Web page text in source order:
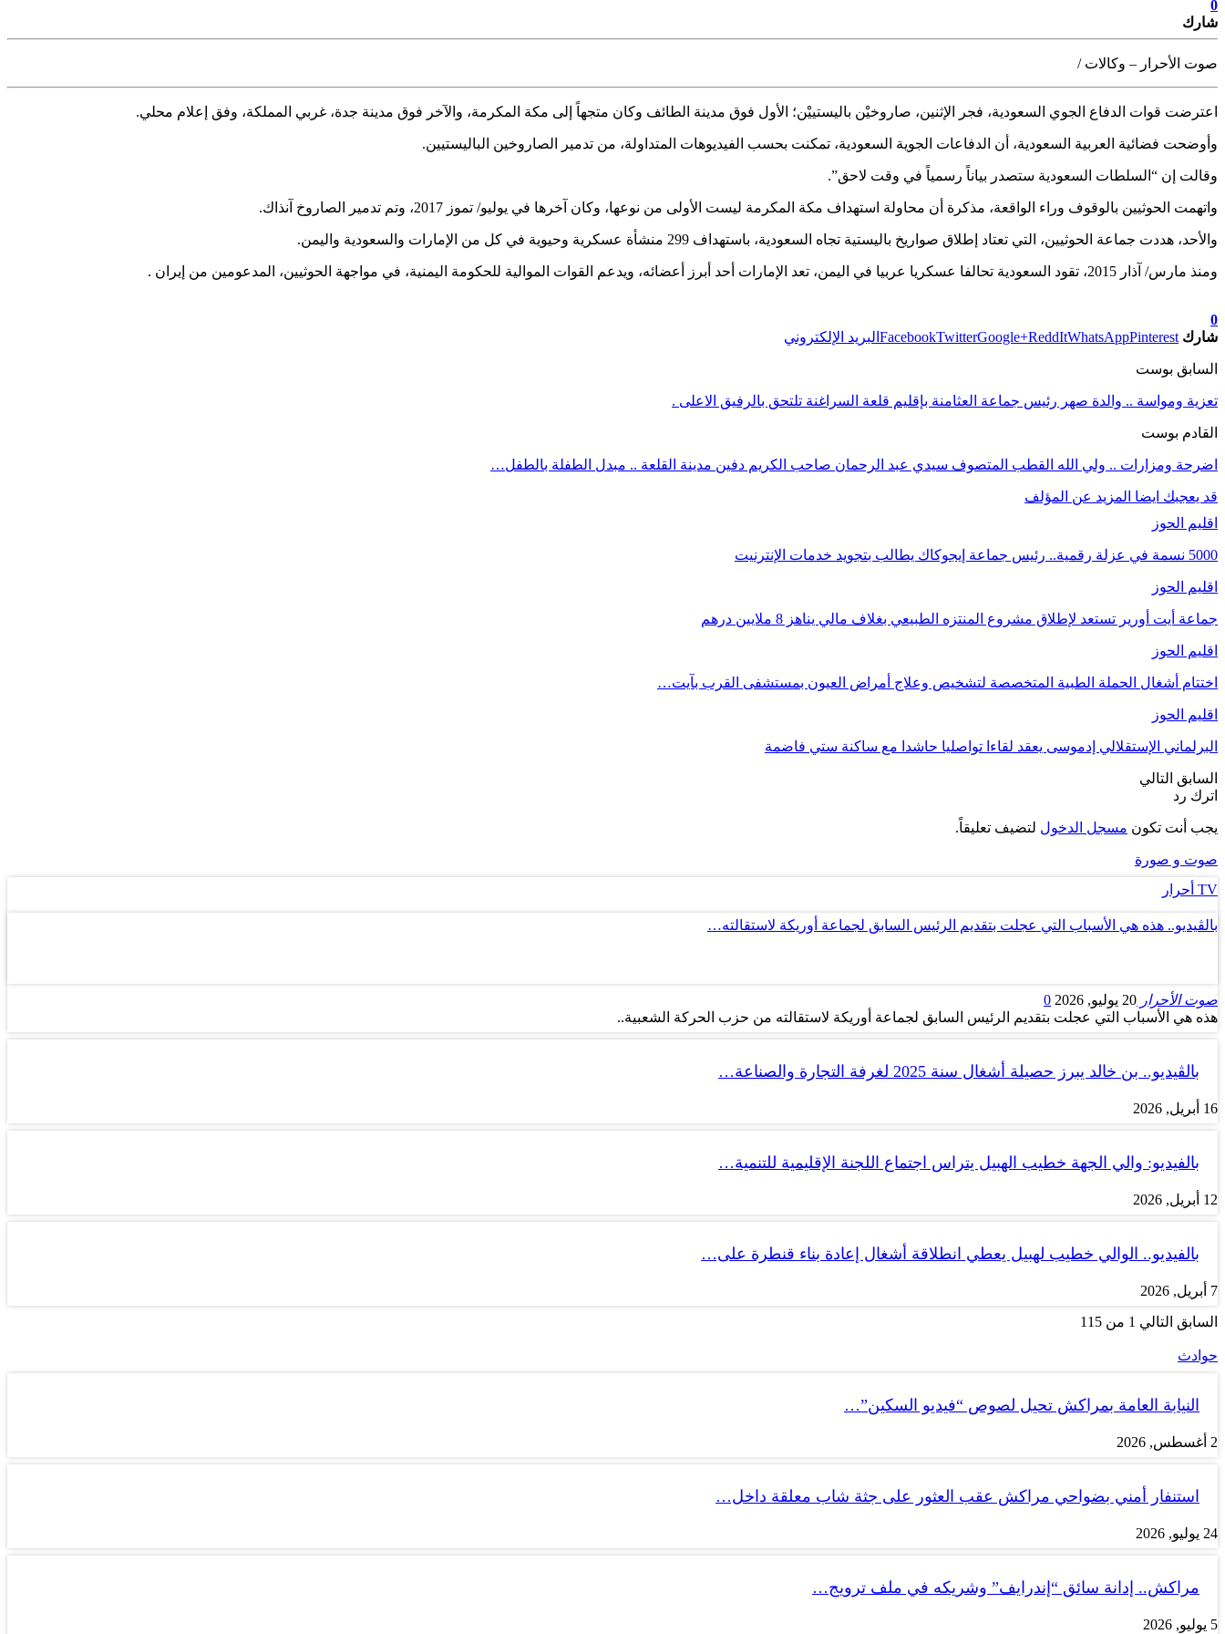
0
شارك
صوت الأحرار – وكالات /
اعترضت قوات الدفاع الجوي السعودية، فجر الإثنين، صاروخيْن باليستييْن؛ الأول فوق مدينة الطائف وكان متجهاً إلى مكة المكرمة، والآخر فوق مدينة جدة، غربي المملكة، وفق إعلام محلي.
وأوضحت فضائية العربية السعودية، أن الدفاعات الجوية السعودية، تمكنت بحسب الفيديوهات المتداولة، من تدمير الصاروخين الباليستيين.
وقالت إن “السلطات السعودية ستصدر بياناً رسمياً في وقت لاحق”.
واتهمت الحوثيين بالوقوف وراء الواقعة، مذكرة أن محاولة استهداف مكة المكرمة ليست الأولى من نوعها، وكان آخرها في يوليو/ تموز 2017، وتم تدمير الصاروخ آنذاك.
والأحد، هددت جماعة الحوثيين، التي تعتاد إطلاق صواريخ باليستية تجاه السعودية، باستهداف 299 منشأة عسكرية وحيوية في كل من الإمارات والسعودية واليمن.
ومنذ مارس/ آذار 2015، تقود السعودية تحالفا عسكريا عربيا في اليمن، تعد الإمارات أحد أبرز أعضائه، ويدعم القوات الموالية للحكومة اليمنية، في مواجهة الحوثيين، المدعومين من إيران .
0
شارك
FacebookTwitterGoogle+ReddItWhatsAppPinterest البريد الإلكتروني
السابق بوست
تعزية ومواسة .. والدة صهر رئيس جماعة العثامنة بإقليم قلعة السراغنة تلتحق بالرفيق الاعلى .
القادم بوست
اضرحة ومزارات .. ولي الله القطب المتصوف سيدي عبد الرحمان صاحب الكريم دفين مدينة القلعة .. مبدل الطفلة بالطفل…
قد يعجبك ايضا المزيد عن المؤلف
اقليم الحوز
5000 نسمة في عزلة رقمية.. رئيس جماعة إيجوكاك يطالب بتجويد خدمات الإنترنيت
اقليم الحوز
جماعة أيت أورير تستعد لإطلاق مشروع المنتزه الطبيعي بغلاف مالي يناهز 8 ملايين درهم
اقليم الحوز
اختتام أشغال الحملة الطبية المتخصصة لتشخيص وعلاج أمراض العيون بمستشفى القرب بآيت…
اقليم الحوز
البرلماني الإستقلالي إدموسى يعقد لقاءا تواصليا حاشدا مع ساكنة ستي فاضمة
السابق التالي
اترك رد
يجب أنت تكون مسجل الدخول لتضيف تعليقاً.
صوت و صورة
TV أحرار
بالڤيديو.. هذه هي الأسباب التي عجلت بتقديم الرئيس السابق لجماعة أوريكة لاستقالته…
صوت الأحرار 20 يوليو, 2026
0
هذه هي الأسباب التي عجلت بتقديم الرئيس السابق لجماعة أوريكة لاستقالته من حزب الحركة الشعبية..
بالڤيديو.. بن خالد يبرز حصيلة أشغال سنة 2025 لغرفة التجارة والصناعة…
16 أبريل, 2026
بالفيديو: والي الجهة خطيب الهبيل يتراس اجتماع اللجنة الإقليمية للتنمية…
12 أبريل, 2026
بالفيديو.. الوالي خطيب لهبيل يعطي انطلاقة أشغال إعادة بناء قنطرة على…
7 أبريل, 2026
السابق التالي 1 من 115
حوادث
النيابة العامة بمراكش تحيل لصوص “فيديو السكين”…
2 أغسطس, 2026
استنفار أمني بضواحي مراكش عقب العثور على جثة شاب معلقة داخل…
24 يوليو, 2026
مراكش.. إدانة سائق “إندرايف” وشريكه في ملف ترويج…
5 يوليو, 2026